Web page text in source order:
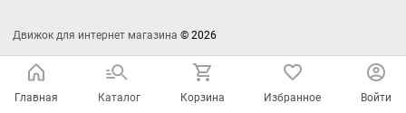
Движок для интернет магазина © 2026
Главная Каталог Корзина Избранное Войти